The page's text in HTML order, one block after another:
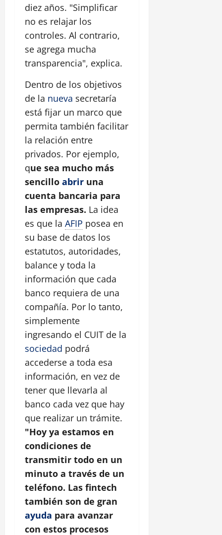
diez años. "Simplificar
no es relajar los
controles. Al contrario,
se agrega mucha
transparencia", explica.
Dentro de los objetivos
de la nueva secretaría
está fijar un marco que
permita también facilitar
la relación entre
privados. Por ejemplo,
que sea mucho más
sencillo abrir una
cuenta bancaria para
las empresas. La idea
es que la AFIP posea en
su base de datos los
estatutos, autoridades,
balance y toda la
información que cada
banco requiera de una
compañía. Por lo tanto,
simplemente
ingresando el CUIT de la
sociedad podrá
accederse a toda esa
información, en vez de
tener que llevarla al
banco cada vez que hay
que realizar un trámite.
"Hoy ya estamos en
condiciones de
transmitir todo en un
minuto a través de un
teléfono. Las fintech
también son de gran
ayuda para avanzar
con estos procesos